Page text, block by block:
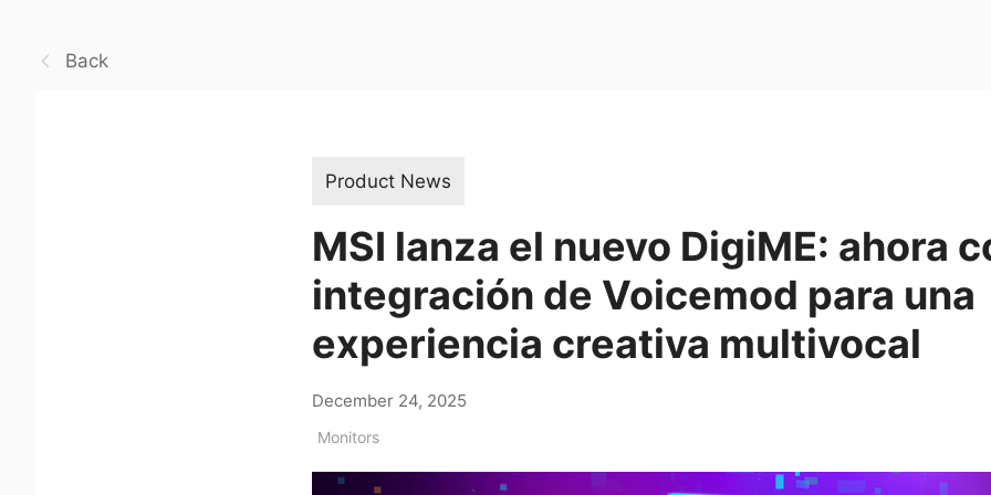
Back
Product News
MSI lanza el nuevo DigiME: ahora
integración de Voicemod para una
experiencia creativa multivocal
December 24, 2025
Monitors